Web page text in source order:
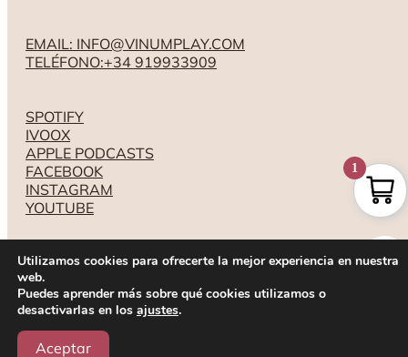
EMAIL: INFO@VINUMPLAY.COM
TELÉFONO:+34 919933909
SPOTIFY
IVOOX
APPLE PODCASTS
FACEBOOK
INSTAGRAM
YOUTUBE
Utilizamos cookies para ofrecerte la mejor experiencia en nuestra
web.
Puedes aprender más sobre qué cookies utilizamos o
desactivarlas en los ajustes.
Aceptar
1